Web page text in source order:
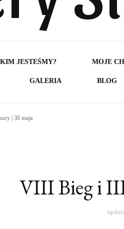
KIM JESTEŚMY? MOJE
GALERIA BLOG
| 30 maja
VIII Bieg i